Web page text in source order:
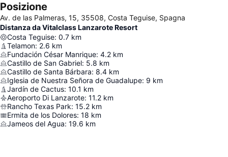
Posizione
Av. de las Palmeras, 15, 35508, Costa Teguise, Spagna
Distanza da Vitalclass Lanzarote Resort
Costa Teguise: 0.7 km
Telamon: 2.6 km
Fundación César Manrique: 4.2 km
Castillo de San Gabriel: 5.8 km
Castillo de Santa Bárbara: 8.4 km
Iglesia de Nuestra Señora de Guadalupe: 9 km
Jardín de Cactus: 10.1 km
Aeroporto Di Lanzarote: 11.2 km
Rancho Texas Park: 15.2 km
Ermita de los Dolores: 18 km
Jameos del Agua: 19.6 km